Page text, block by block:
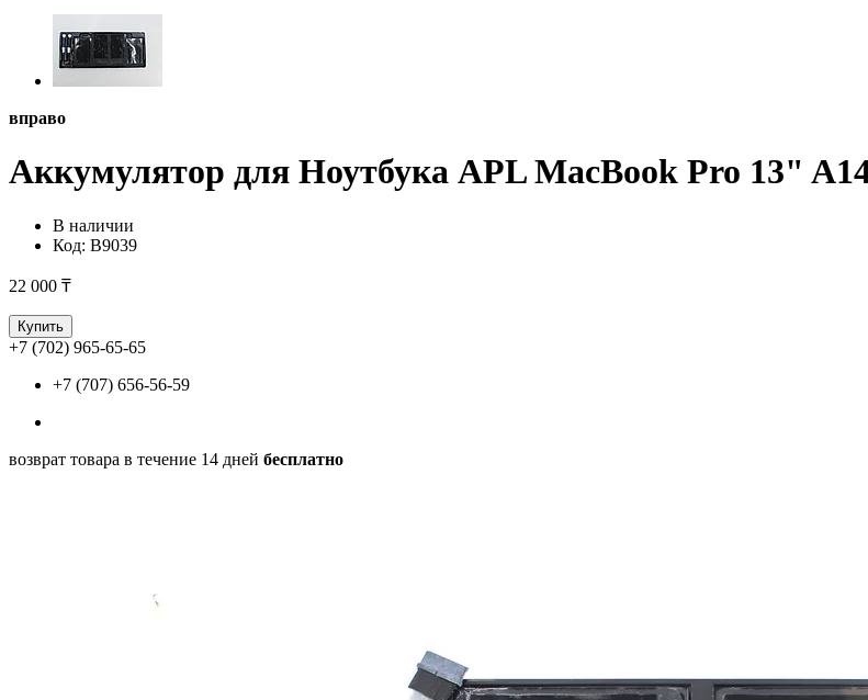
вправо
Аккумулятор для Ноутбука APL MacBook Pro 13"
В наличии
Код: B9039
22 000 ₸
Купить
+7 (702) 965-65-65
+7 (707) 656-56-59
возврат товара в течение 14 дней бесплатно